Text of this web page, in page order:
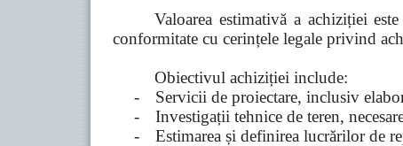
Valoarea estimativă a achiziției
conformitate cu cerințele legale privind
Obiectivul achiziției include:
-
Servicii de proiectare, inclusiv
-
Investigații tehnice de teren,
-
Estimarea și definirea lucrărilor de